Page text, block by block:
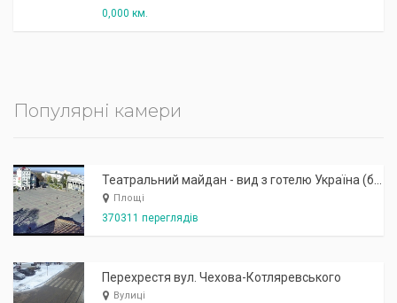
0,000 км.
Популярні камери
Площі
370311 переглядів
Перехрестя вул. Чехова-Котляревського
Вулиці